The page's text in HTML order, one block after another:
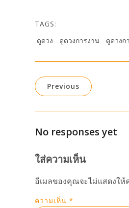
TAGS:
ดูดวง
ดูดวงการงาน ดูดวงก
Previous
No responses yet
ใส่ความเห็น
อีเมลของคุณจะไม่แสดงให้
ความเห็น *